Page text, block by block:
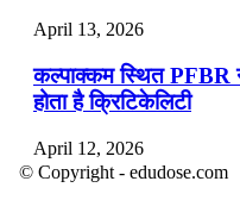
April 13, 2026
कल्पाक्कम स्थित PFBR
होता है क्रिटिकेलिटी
April 12, 2026
© Copyright - edudose.com